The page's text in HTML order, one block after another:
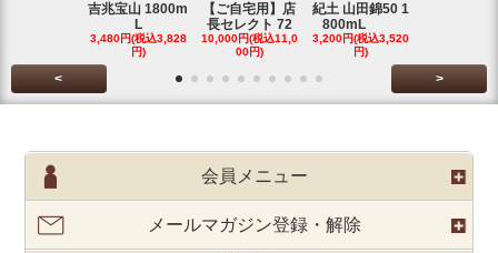
吉兆宝山 1800m
L
3,480円(税込3,828
円)
【ご自宅用】店
長セレクト 72
10,000円(税込11,0
00円)
紀土 山田錦50 1
800mL
3,200円(税込3,520
円)
< >
会員メニュー
メールマガジン登録・解除